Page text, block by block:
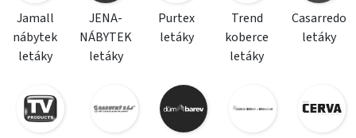
Jamall
nábytek
letáky
JENA-
NÁBYTEK
letáky
Purtex
letáky
Trend
koberce
letáky
Casarredo
letáky